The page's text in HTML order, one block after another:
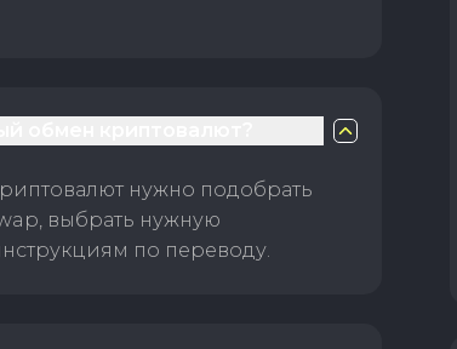
нужно подобрать
выбрать нужную
по переводу.